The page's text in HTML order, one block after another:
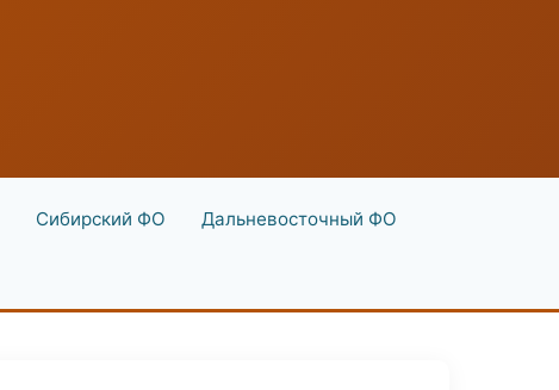
Сибирский ФО Дальневосточный ФО